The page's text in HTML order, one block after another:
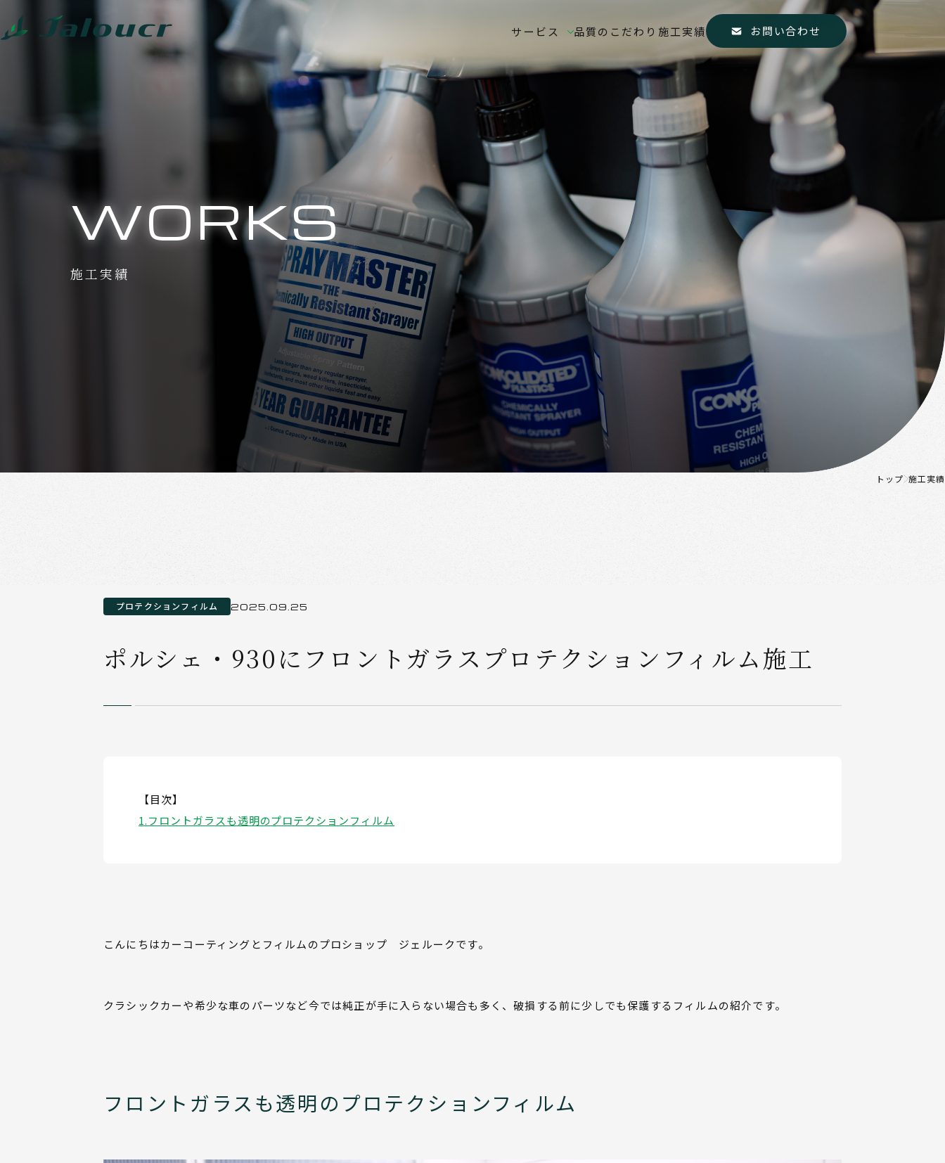
サービス 品質のこだわり 施工実績 お問い合わせ
WORKS
施工実績
トップ 施工実績
プロテクションフィルム 2025.09.25
ポルシェ・930にフロントガラスプロテクションフィルム施工
【目次】
フロントガラスも透明のプロテクションフィルム
こんにちはカーコーティングとフィルムのプロショップ ジェルークです。
クラシックカーや希少な車のパーツなど今では純正が手に入らない場合も多く、破損する前に少しでも保護するフィルムの紹介です。
フロントガラスも透明のプロテクションフィルム